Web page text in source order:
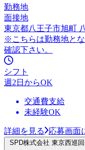
勤務地
面接地
東京都八王子市旭町
※こちらは勤務地と
確認下さい。
シフト
週2日からOK
交通費支給
未経験OK
詳細を見る 応募画面
SPD株式会社 東京西巡